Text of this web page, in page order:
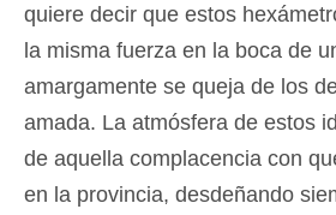
quiere decir que estos
la misma fuerza en la boca de
amargamente se queja de los
amada. La atmósfera de estos
de aquella complacencia con
en la provincia, desdeñando